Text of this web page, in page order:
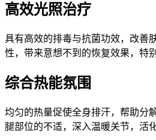
高效光照治疗
具有高效的排毒与抗菌功效，改善
性，带来意想不到的恢复效果，特
综合热能氛围
均匀的热量促使全身排汗，帮助分
腿部位的不适，深入温暖关节，活